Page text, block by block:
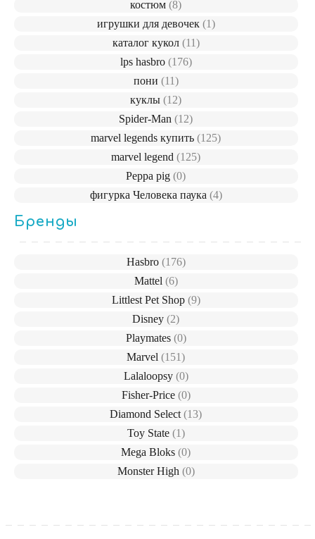
костюм(8)
игрушки для девочек (1)
каталог кукол (11)
lps hasbro (176)
пони (11)
куклы(12)
Spider-Man(12)
marvel legends купить(125)
marvel legend(125)
Peppa pig(0)
фигурка Человека паука (4)
Бренды
Hasbro (176)
Mattel (6)
Littlest Pet Shop (9)
Disney(2)
Playmates (0)
Marvel(151)
Lalaloopsy (0)
Fisher-Price (0)
Diamond Select(13)
Toy State (1)
Mega Bloks(0)
Monster High (0)